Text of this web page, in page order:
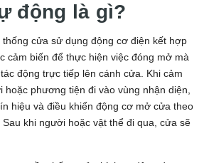
động là gì?
cửa sử dụng động cơ điện kết hợp
cảm biến để thực hiện việc đóng mở mà
động trực tiếp lên cánh cửa. Khi cảm
hoặc phương tiện đi vào vùng nhận diện,
hiệu và điều khiển động cơ mở cửa theo
khi người hoặc vật thể đi qua, cửa sẽ